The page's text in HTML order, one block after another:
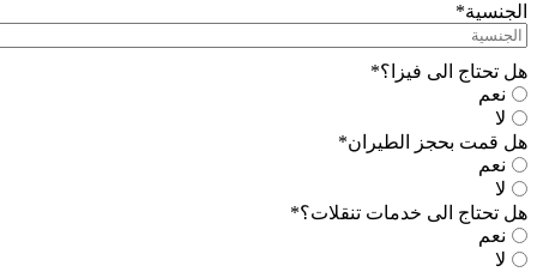
الجنسية*
هل تحتاج الى فيزا؟*
نعم
لا
هل قمت بحجز الطيران*
نعم
لا
هل تحتاج الى خدمات تنقلات؟*
نعم
لا